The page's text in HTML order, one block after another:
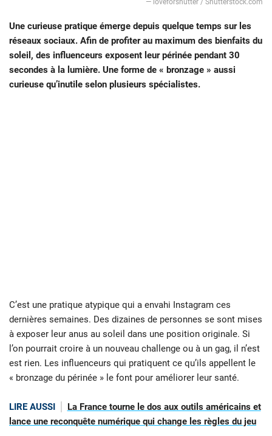
— loveforshutter / Shutterstock.com
Une curieuse pratique émerge depuis quelque temps sur les
réseaux sociaux. Afin de profiter au maximum des bienfaits du
soleil, des influenceurs exposent leur périnée pendant 30
secondes à la lumière. Une forme de « bronzage » aussi
curieuse qu’inutile selon plusieurs spécialistes.
C’est une pratique atypique qui a envahi Instagram ces
dernières semaines. Des dizaines de personnes se sont mises
à exposer leur anus au soleil dans une position originale. Si
l’on pourrait croire à un nouveau challenge ou à un gag, il n’est
est rien. Les influenceurs qui pratiquent ce qu’ils appellent le
« bronzage du périnée » le font pour améliorer leur santé.
LIRE AUSSI
La France tourne le dos aux outils américains et
lance une reconquête numérique qui change les règles du jeu